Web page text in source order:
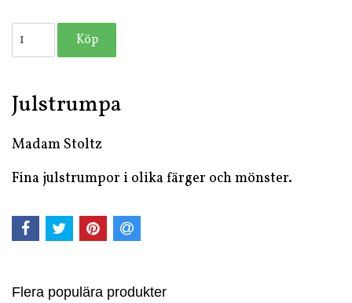
Julstrumpa
Madam Stoltz
Fina julstrumpor i olika färger och mönster.
Flera populära produkter